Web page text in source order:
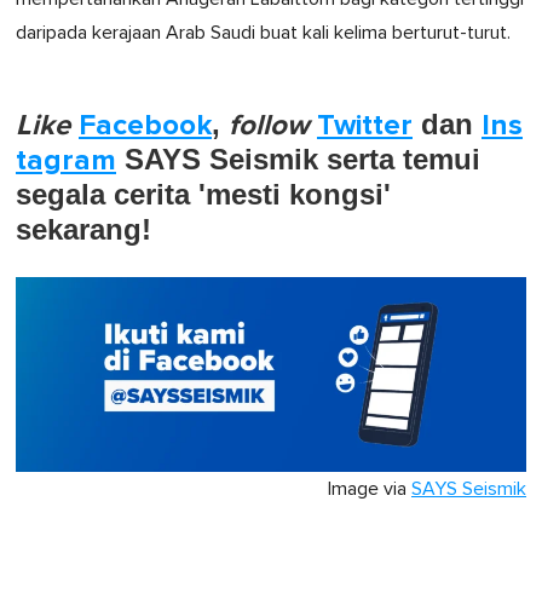
daripada kerajaan Arab Saudi buat kali kelima berturut-turut.
Like Facebook, follow Twitter dan Ins
tagram SAYS Seismik serta temui
segala cerita 'mesti kongsi'
sekarang!
Image via SAYS Seismik